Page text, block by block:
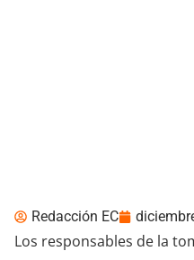
Redacción EC
Los responsables de la